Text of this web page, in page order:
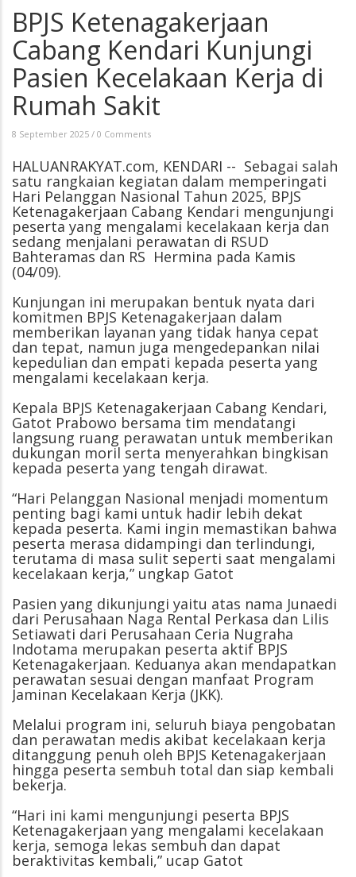
BPJS Ketenagakerjaan
Cabang Kendari Kunjungi
Pasien Kecelakaan Kerja di
Rumah Sakit
8 September 2025 / 0 Comments
HALUANRAKYAT.com, KENDARI -- Sebagai salah
satu rangkaian kegiatan dalam memperingati
Hari Pelanggan Nasional Tahun 2025, BPJS
Ketenagakerjaan Cabang Kendari mengunjungi
peserta yang mengalami kecelakaan kerja dan
sedang menjalani perawatan di RSUD
Bahteramas dan RS Hermina pada Kamis
(04/09).
Kunjungan ini merupakan bentuk nyata dari
komitmen BPJS Ketenagakerjaan dalam
memberikan layanan yang tidak hanya cepat
dan tepat, namun juga mengedepankan nilai
kepedulian dan empati kepada peserta yang
mengalami kecelakaan kerja.
Kepala BPJS Ketenagakerjaan Cabang Kendari,
Gatot Prabowo bersama tim mendatangi
langsung ruang perawatan untuk memberikan
dukungan moril serta menyerahkan bingkisan
kepada peserta yang tengah dirawat.
“Hari Pelanggan Nasional menjadi momentum
penting bagi kami untuk hadir lebih dekat
kepada peserta. Kami ingin memastikan bahwa
peserta merasa didampingi dan terlindungi,
terutama di masa sulit seperti saat mengalami
kecelakaan kerja,” ungkap Gatot
Pasien yang dikunjungi yaitu atas nama Junaedi
dari Perusahaan Naga Rental Perkasa dan Lilis
Setiawati dari Perusahaan Ceria Nugraha
Indotama merupakan peserta aktif BPJS
Ketenagakerjaan. Keduanya akan mendapatkan
perawatan sesuai dengan manfaat Program
Jaminan Kecelakaan Kerja (JKK).
Melalui program ini, seluruh biaya pengobatan
dan perawatan medis akibat kecelakaan kerja
ditanggung penuh oleh BPJS Ketenagakerjaan
hingga peserta sembuh total dan siap kembali
bekerja.
“Hari ini kami mengunjungi peserta BPJS
Ketenagakerjaan yang mengalami kecelakaan
kerja, semoga lekas sembuh dan dapat
beraktivitas kembali,” ucap Gatot